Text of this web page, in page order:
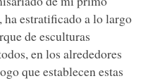
ha estratificado a lo largo
de esculturas
en los alrededores
que establecen estas